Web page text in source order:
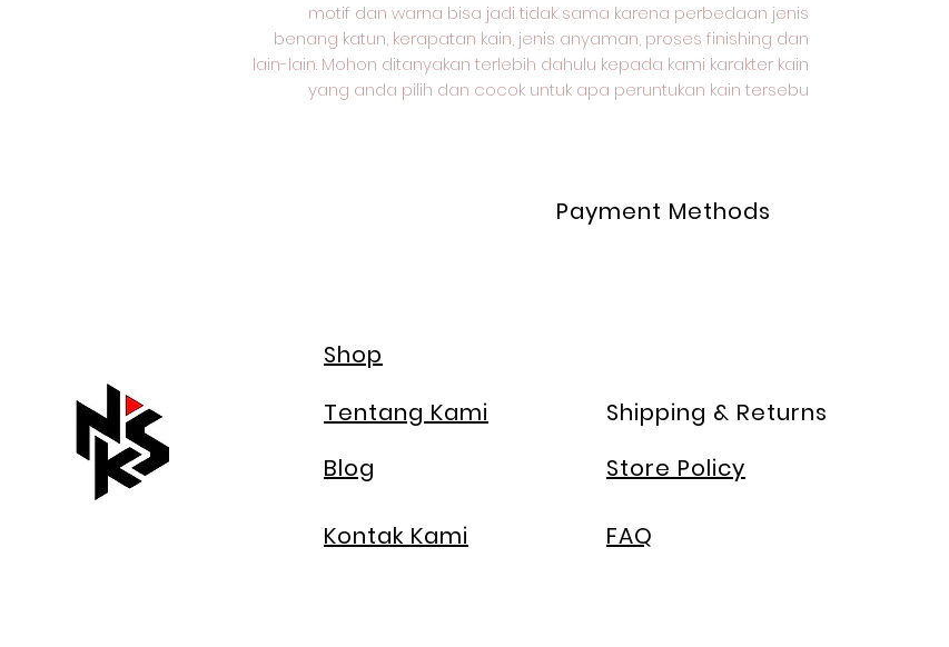
motif dan warna bisa jadi tidak sama karena perbedaan jenis
benang katun, kerapatan kain, jenis anyaman, proses finishing dan
lain-lain. Mohon ditanyakan terlebih dahulu kepada kami karakter kain
yang anda pilih dan cocok untuk apa peruntukan kain tersebu
Payment Methods
Shop
Tentang Kami
Blog
Kontak Kami
Shipping & Returns
Store Policy
FAQ